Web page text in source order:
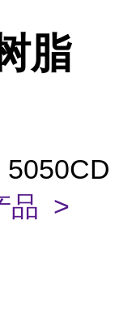
脂
5050CD
品 >